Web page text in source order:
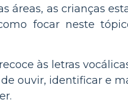
áreas, as crianças
focar neste
às letras
ouvir, identificar e